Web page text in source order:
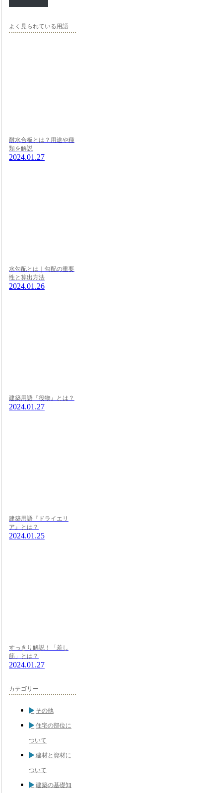
よく見られている用語
耐水合板とは？用途や種
類を解説
2024.01.27
水勾配とは｜勾配の重要
性と算出方法
2024.01.26
建築用語『役物』とは？
2024.01.27
建築用語『ドライエリ
ア』とは？
2024.01.25
すっきり解説！「差し
筋」とは？
2024.01.27
カテゴリー
その他
住宅の部位に
ついて
建材と資材に
ついて
建築の基礎知